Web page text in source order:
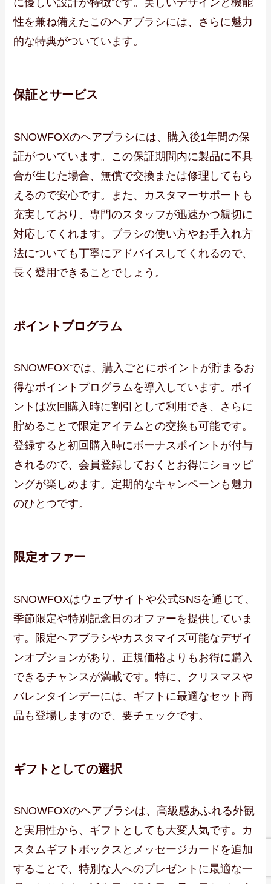
に優しい設計が特徴です。美しいデザインと機能
性を兼ね備えたこのヘアブラシには、さらに魅力
的な特典がついています。
保証とサービス
SNOWFOXのヘアブラシには、購入後1年間の保
証がついています。この保証期間内に製品に不具
合が生じた場合、無償で交換または修理してもら
えるので安心です。また、カスタマーサポートも
充実しており、専門のスタッフが迅速かつ親切に
対応してくれます。ブラシの使い方やお手入れ方
法についても丁寧にアドバイスしてくれるので、
長く愛用できることでしょう。
ポイントプログラム
SNOWFOXでは、購入ごとにポイントが貯まるお
得なポイントプログラムを導入しています。ポイ
ントは次回購入時に割引として利用でき、さらに
貯めることで限定アイテムとの交換も可能です。
登録すると初回購入時にボーナスポイントが付与
されるので、会員登録しておくとお得にショッピ
ングが楽しめます。定期的なキャンペーンも魅力
のひとつです。
限定オファー
SNOWFOXはウェブサイトや公式SNSを通じて、
季節限定や特別記念日のオファーを提供していま
す。限定ヘアブラシやカスタマイズ可能なデザイ
ンオプションがあり、正規価格よりもお得に購入
できるチャンスが満載です。特に、クリスマスや
バレンタインデーには、ギフトに最適なセット商
品も登場しますので、要チェックです。
ギフトとしての選択
SNOWFOXのヘアブラシは、高級感あふれる外観
と実用性から、ギフトとしても大変人気です。カ
スタムギフトボックスとメッセージカードを追加
することで、特別な人へのプレゼントに最適な一